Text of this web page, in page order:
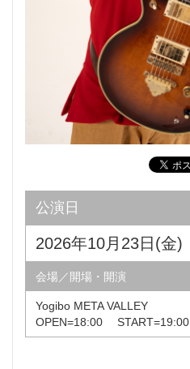
公演日
2026年10月23日(金)
会場／開場・開演
Yogibo META VALLEY
OPEN=18:00 START=19:00